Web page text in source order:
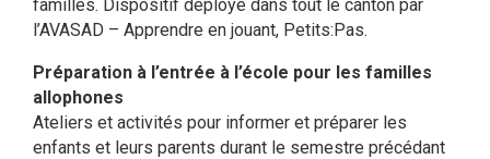
familles. Dispositif déployé dans tout le canton par
l’AVASAD – Apprendre en jouant, Petits:Pas.
Préparation à l’entrée à l’école pour les familles
allophones
Ateliers et activités pour informer et préparer les
enfants et leurs parents durant le semestre précédant